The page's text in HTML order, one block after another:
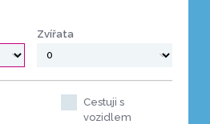
Zvířata
Cestuji s
vozidlem